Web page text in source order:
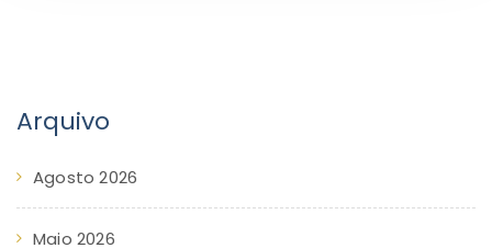
Arquivo
Agosto 2026
Maio 2026